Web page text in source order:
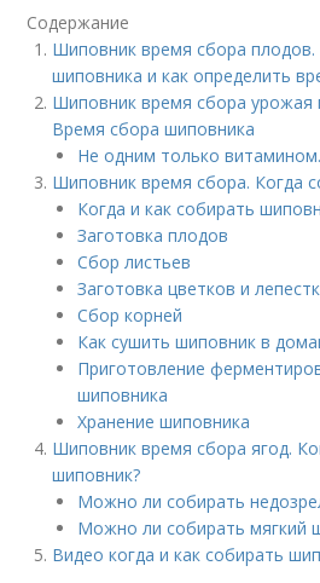
Содержание
Шиповник время сбора
шиповника и как определить
Шиповник время сбора урожая
Время сбора шиповника
Не одним только
Шиповник время сбора. Когда
Когда и как собирать
Заготовка плодов
Сбор листьев
Заготовка цветков и
Сбор корней
Как сушить шиповник в
Приготовление
шиповника
Хранение шиповника
Шиповник время сбора ягод.
шиповник?
Можно ли собирать
Можно ли собирать мягкий
Видео когда и как собирать